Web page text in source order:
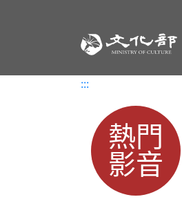
:::
:::
熱門
影音